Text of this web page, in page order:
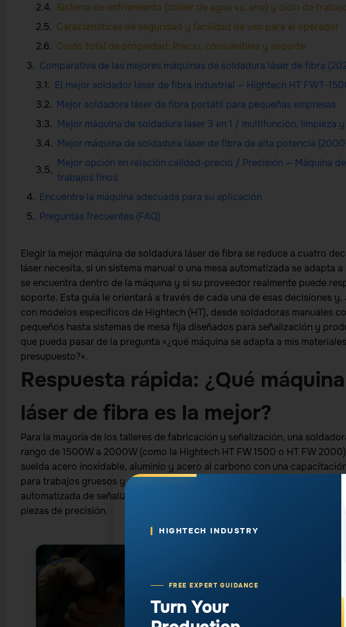
Sistema de enfriamiento (chiller de agua vs. aire) y ciclo de
Características de seguridad y facilidad de uso para el operador
Costo total de propiedad: Precio, consumibles y soporte
Comparativa de las mejores máquinas de soldadura láser de fibra
El mejor soldador láser de fibra industrial — Hightech HT FWT-
Mejor soldadora láser de fibra portátil para pequeñas empresas
Mejor máquina de soldadura láser 3 en 1 / multifunción, limpieza
Mejor máquina de soldadura láser de fibra de alta potencia
Mejor opción en relación calidad-precio / Precisión — Máquina
trabajos finos
Encuentre la máquina adecuada para su aplicación
Preguntas frecuentes (FAQ)
Elegir la mejor máquina de soldadura láser de fibra se reduce a cuatro
láser necesita, si un sistema manual o una mesa automatizada se adapta
se encuentra dentro de la máquina y si su proveedor realmente puede
soporte. Esta guía le orientará a través de cada una de esas decisiones
con modelos específicos de Hightech (HT), desde soldadoras manuales
pequeños hasta sistemas de mesa fija diseñados para señalización y
que pueda pasar de la pregunta «¿qué máquina se adapta a mis
presupuesto?».
Respuesta rápida: ¿Qué
láser de fibra es la mejor?
Para la mayoría de los talleres de fabricación y señalización, una
rango de 1500W a 2000W (como la Hightech HT FW 1500 o HT FW
suelda acero inoxidable, aluminio y acero al carbono con una
para trabajos gruesos y de alto rendimiento, la máquina de mesa HT
automatizada de señalización y letras de canal, o una máquina de
piezas de precisión.
¿Se
soldadura
todos los
HIGHTECH INDUSTRY
FREE EXPERT GUIDANCE
Turn Your